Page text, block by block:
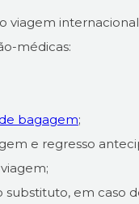
viagem
médicas:
bagagem;
e regresso
substituto, em caso